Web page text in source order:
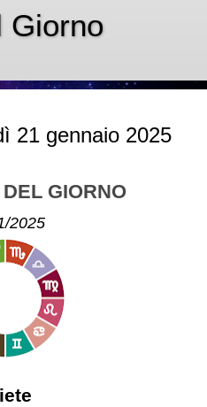
Giorno
21 gennaio 2025
GIORNO
2025